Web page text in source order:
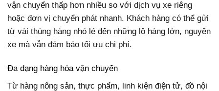
vận chuyển thấp hơn nhiều so với dịch vụ xe riêng
hoặc đơn vị chuyển phát nhanh. Khách hàng có thể gửi
từ vài thùng hàng nhỏ lẻ đến những lô hàng lớn, nguyên
xe mà vẫn đảm bảo tối ưu chi phí.
Đa dạng hàng hóa vận chuyển
Từ hàng nông sản, thực phẩm, linh kiện điện tử, đồ nội